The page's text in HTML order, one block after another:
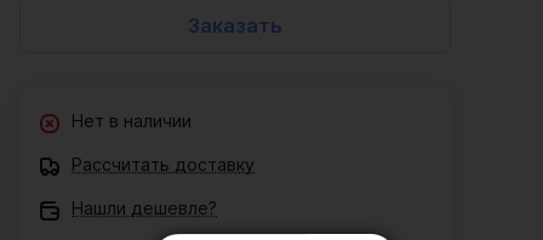
Заказать
Нет в наличии
Рассчитать доставку
Нашли дешевле?